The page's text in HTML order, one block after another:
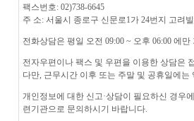
팩스번호: 02)738-6645
주 소: 서울시 종로구 신문로1가 24번지 고려
전화상담은 평일 오전 09:00 ~ 오후 06:00 에만
전자우편이나 팩스 및 우편을 이용한 상담은
다만, 근무시간 이후 또는 주말 및 공휴일에
개인정보에 대한 신고·상담이 필요하신 경우
련기관으로 문의하시기 바랍니다.